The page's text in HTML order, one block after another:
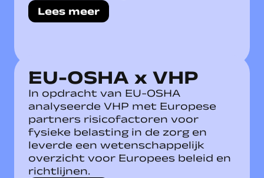
Lees meer
EU-OSHA x VHP
In opdracht van EU-OSHA
analyseerde VHP met Europese
partners risicofactoren voor
fysieke belasting in de zorg en
leverde een wetenschappelijk
overzicht voor Europees beleid en
richtlijnen.